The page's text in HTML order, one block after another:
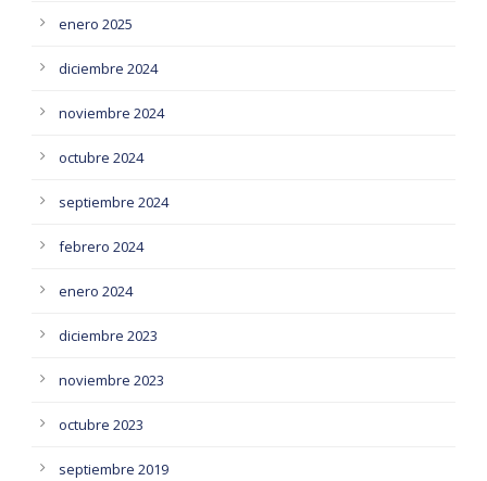
enero 2025
diciembre 2024
noviembre 2024
octubre 2024
septiembre 2024
febrero 2024
enero 2024
diciembre 2023
noviembre 2023
octubre 2023
septiembre 2019